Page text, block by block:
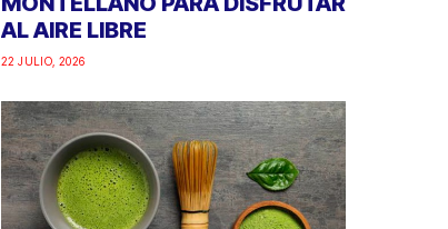
AL AIRE LIBRE
22 JULIO, 2026